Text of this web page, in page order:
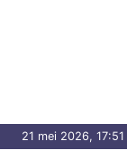
21 mei 2026, 17:51